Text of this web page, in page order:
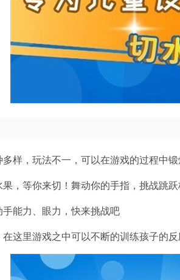
样，玩法不一，可以在游戏的过程中
，等你来切！舞动你的手指，挑战跳
能力、眼力，快来挑战吧
这里游戏之中可以不断的训练孩子的